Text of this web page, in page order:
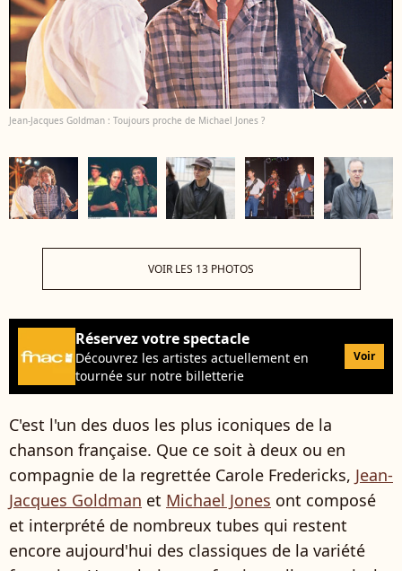
Jean-Jacques Goldman : Toujours proche de Michael Jones ?
VOIR LES 13 PHOTOS
Réservez votre spectacle
Découvrez les artistes actuellement en
tournée sur notre billetterie
Voir
C'est l'un des duos les plus iconiques de la
chanson française. Que ce soit à deux ou en
compagnie de la regrettée Carole Fredericks, Jean-
Jacques Goldman et Michael Jones ont composé
et interprété de nombreux tubes qui restent
encore aujourd'hui des classiques de la variété